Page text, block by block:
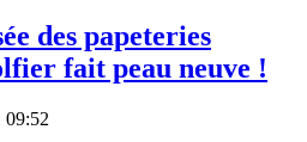
des papeteries
fait peau neuve !
09:52